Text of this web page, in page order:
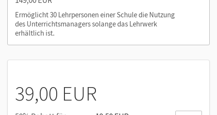
editierbarer Stoffverteilungsplan
oder über die Cornelsen Lernen App.
Ermöglicht 30 Lehrpersonen einer Schule die Nutzung
des Unterrichtsmanagers solange das Lehrwerk
erhältlich ist.
39,00 EUR